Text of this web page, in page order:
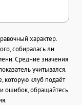
характер.
собиралась ли
Средние значения
учитывался.
которую клуб подаёт
ошибок, обращайтесь